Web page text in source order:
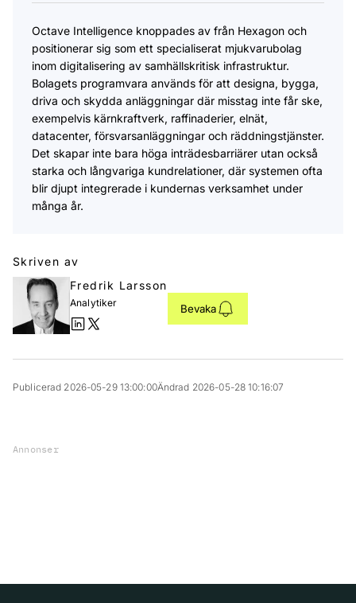
Octave Intelligence knoppades av från Hexagon och
positionerar sig som ett specialiserat mjukvarubolag
inom digitalisering av samhällskritisk infrastruktur.
Bolagets programvara används för att designa, bygga,
driva och skydda anläggningar där misstag inte får ske,
exempelvis kärnkraftverk, raffinaderier, elnät,
datacenter, försvarsanläggningar och räddningstjänster.
Det skapar inte bara höga inträdesbarriärer utan också
starka och långvariga kundrelationer, där systemen ofta
blir djupt integrerade i kundernas verksamhet under
många år.
Skriven av
Fredrik Larsson
Analytiker Bevaka
Publicerad 2026-05-29 13:00:00Ändrad 2026-05-28 10:16:07
Annonser